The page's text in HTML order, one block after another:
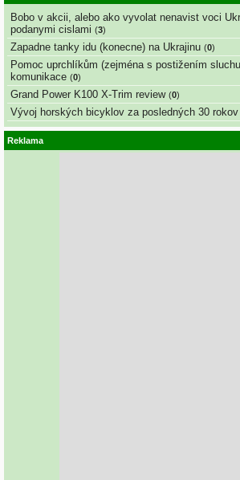
Bobo v akcii, alebo ako vyvolat nenavist voci
podanymi cislami (3)
Zapadne tanky idu (konecne) na Ukrajinu (0)
Pomoc uprchlíkům (zejména s postižením
komunikace (0)
Grand Power K100 X-Trim review (0)
Vývoj horských bicyklov za posledných 30 rokov
Reklama